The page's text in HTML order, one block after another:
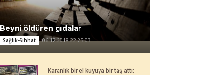
Beyni öldüren gıdalar
Sağlık-Sıhhat 06.12.2018 22:25:03
Karanlık bir el kuyuya bir taş attı: